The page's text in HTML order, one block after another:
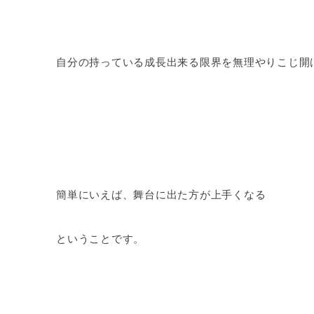
自分の持っている成長出来る限界を無理やりこじ開
簡単にいえば、舞台に出た方が上手くなる
ということです。